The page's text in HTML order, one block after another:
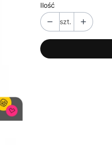
Ilość
szt.